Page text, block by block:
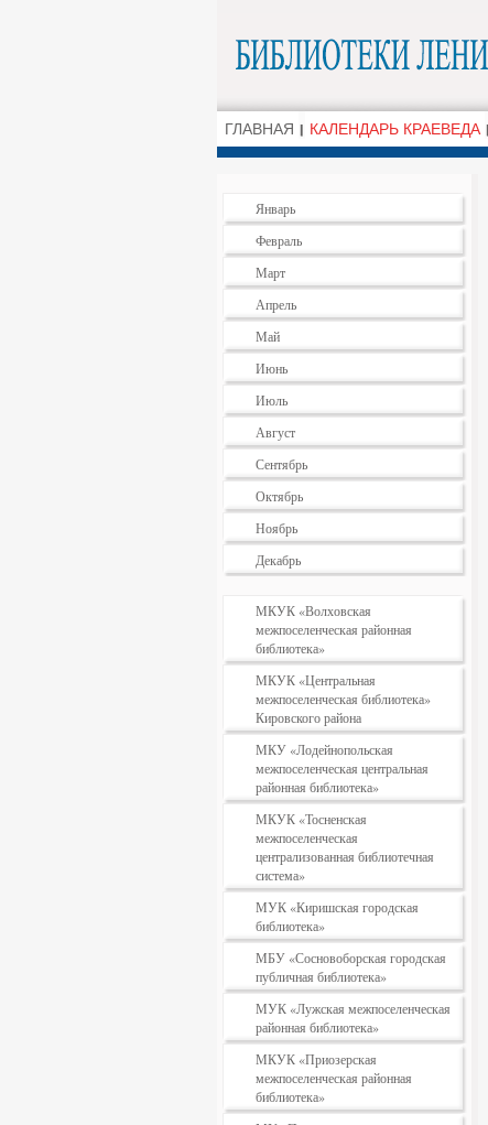
ГЛАВНАЯ КАЛЕНДАРЬ КРАЕВЕДА
Январь
Февраль
Март
Апрель
Май
Июнь
Июль
Август
Сентябрь
Октябрь
Ноябрь
Декабрь
МКУК «Волховская
межпоселенческая районная
библиотека»
МКУК «Центральная
межпоселенческая библиотека»
Кировского района
МКУ «Лодейнопольская
межпоселенческая центральная
районная библиотека»
МКУК «Тосненская
межпоселенческая
централизованная библиотечная
система»
МУК «Киришская городская
библиотека»
МБУ «Сосновоборская городская
публичная библиотека»
МУК «Лужская межпоселенческая
районная библиотека»
МКУК «Приозерская
межпоселенческая районная
библиотека»